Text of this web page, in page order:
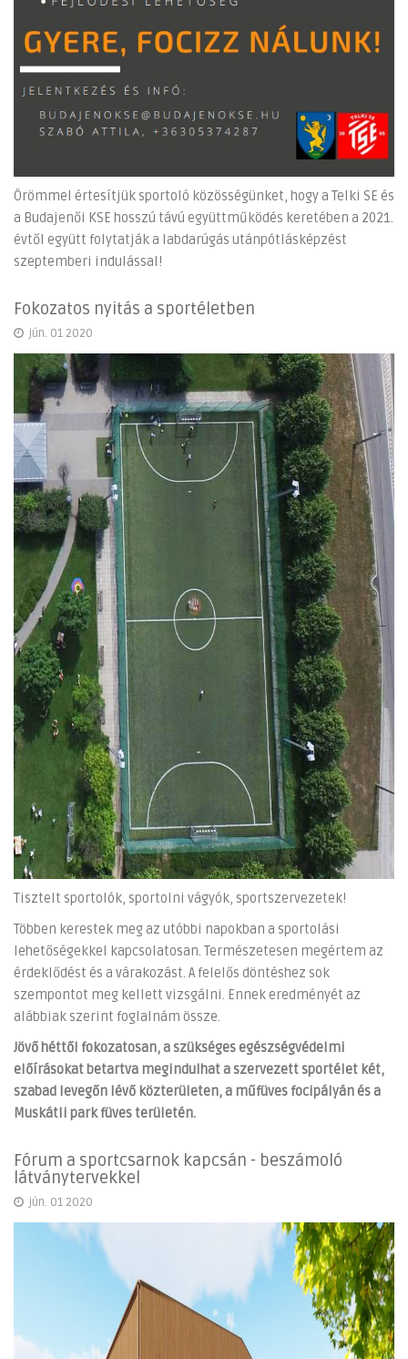
Örömmel értesítjük sportoló közösségünket, hogy a Telki SE és
a Budajenői KSE hosszú távú együttműködés keretében a 2021.
évtől együtt folytatják a labdarúgás utánpótlásképzést
szeptemberi indulással!
Fokozatos nyitás a sportéletben
jún. 01 2020
Tisztelt sportolók, sportolni vágyók, sportszervezetek!
Többen kerestek meg az utóbbi napokban a sportolási
lehetőségekkel kapcsolatosan. Természetesen megértem az
érdeklődést és a várakozást. A felelős döntéshez sok
szempontot meg kellett vizsgálni. Ennek eredményét az
alábbiak szerint foglalnám össze.
Jövő héttől fokozatosan, a szükséges egészségvédelmi
előírásokat betartva megindulhat a szervezett sportélet két,
szabad levegőn lévő közterületen, a műfüves focipályán és a
Muskátli park füves területén.
Fórum a sportcsarnok kapcsán - beszámoló
látványtervekkel
jún. 01 2020